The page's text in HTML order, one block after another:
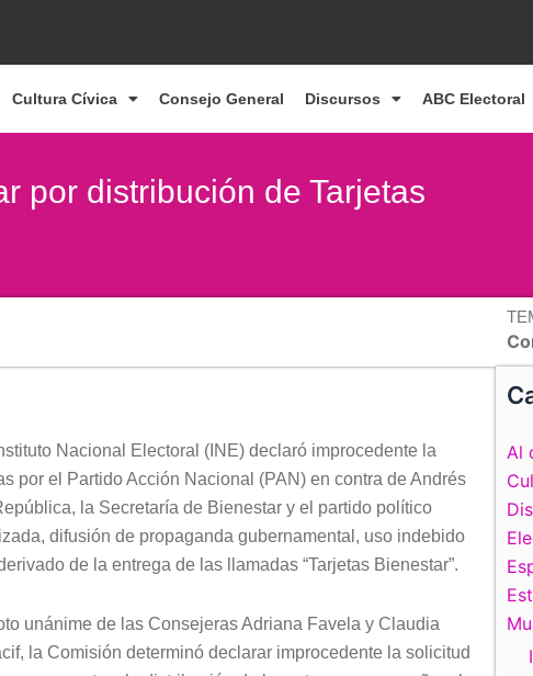
Cultura Cívica Consejo General Discursos ABC Electoral
por distribución de Tarjetas
Nacional Electoral (INE) declaró improcedente la
por el Partido Acción Nacional (PAN) en contra de Andrés
la Secretaría de Bienestar y el partido político
difusión de propaganda gubernamental, uso indebido
de la entrega de las llamadas “Tarjetas Bienestar”.
unánime de las Consejeras Adriana Favela y Claudia
la Comisión determinó declarar improcedente la solicitud
Al